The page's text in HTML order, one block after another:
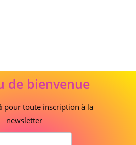
de bienvenue
pour toute inscription à la
newsletter